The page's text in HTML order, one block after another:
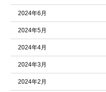
2024年6月
2024年5月
2024年4月
2024年3月
2024年2月